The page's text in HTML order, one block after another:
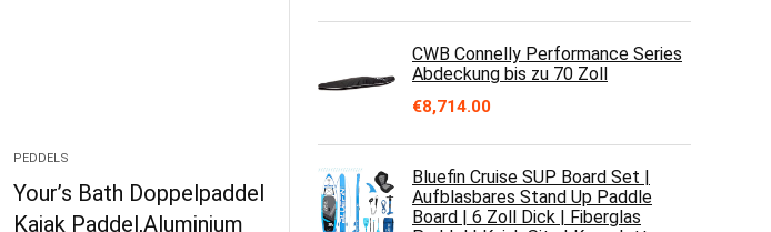
PEDDELS
Your’s Bath Doppelpaddel
Kajak Paddel,Aluminium
CWB Connelly Performance Series
Abdeckung bis zu 70 Zoll
€8,714.00
Bluefin Cruise SUP Board Set |
Aufblasbares Stand Up Paddle
Board | 6 Zoll Dick | Fiberglas